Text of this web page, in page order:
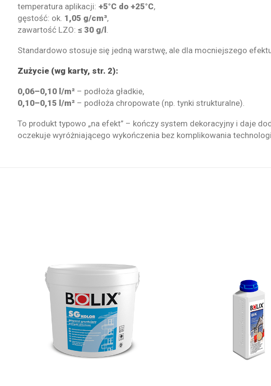
temperatura aplikacji: +5°C do +25°C,
gęstość: ok. 1,05 g/cm³,
zawartość LZO: ≤ 30 g/l .
Standardowo stosuje się jedną warstwę, ale dla mocniejszego
Zużycie (wg karty, str. 2):
0,06–0,10 l/m² – podłoża gładkie,
0,10–0,15 l/m² – podłoża chropowate (np. tynki strukturalne).
To produkt typowo „na efekt” – kończy system dekoracyjny i daje
oczekuje wyróżniającego wykończenia bez komplikowania